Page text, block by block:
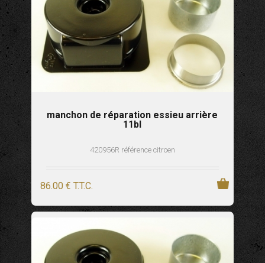
manchon de réparation essieu arrière
11bl
420956R référence citroen
86.00 € T.T.C.